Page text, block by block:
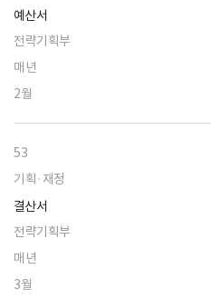
예산서
전략기획부
매년
2월
53
기획·재정
결산서
전략기획부
매년
3월